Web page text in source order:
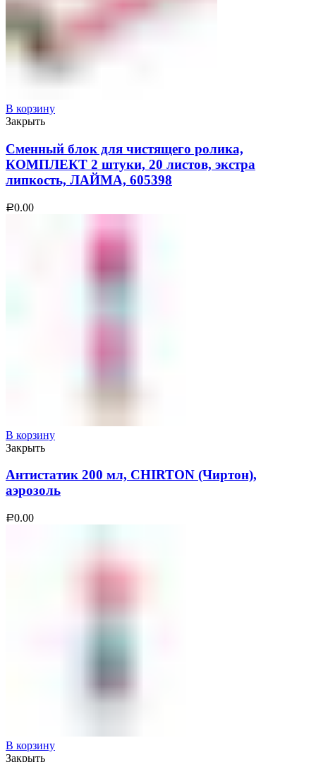
В корзину
Закрыть
Сменный блок для чистящего ролика,
КОМПЛЕКТ 2 штуки, 20 листов, экстра
липкость, ЛАЙМА, 605398
Р0.00
В корзину
Закрыть
Антистатик 200 мл, CHIRTON (Чиртон),
аэрозоль
Р0.00
В корзину
Закрыть